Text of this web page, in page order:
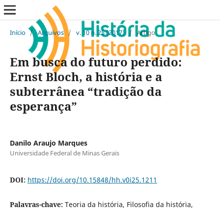
Início / Arquivos / v. 10 n. 25 (2017) / Artigo
Em busca do futuro perdido:
Ernst Bloch, a história e a
subterrânea “tradição da
esperança”
Danilo Araujo Marques
Universidade Federal de Minas Gerais
DOI: https://doi.org/10.15848/hh.v0i25.1211
Palavras-chave: Teoria da história, Filosofia da história,